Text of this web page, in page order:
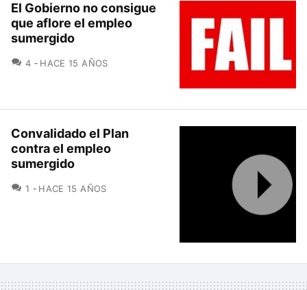
El Gobierno no consigue
que aflore el empleo
sumergido
4 COMENTARIOS
HACE 15 AÑOS
Convalidado el Plan
contra el empleo
sumergido
1 COMENTARIOS
HACE 15 AÑOS